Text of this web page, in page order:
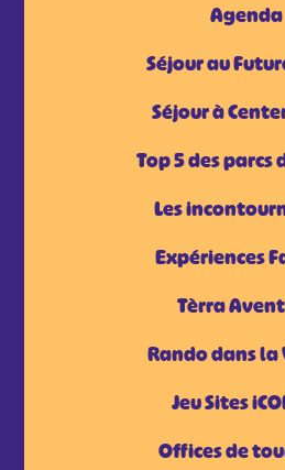
Agenda
Séjour au
Séjour à
Top 5 des parcs
Les
Expériences
Tèrra
Rando dans la
Jeu Sites
Offices de